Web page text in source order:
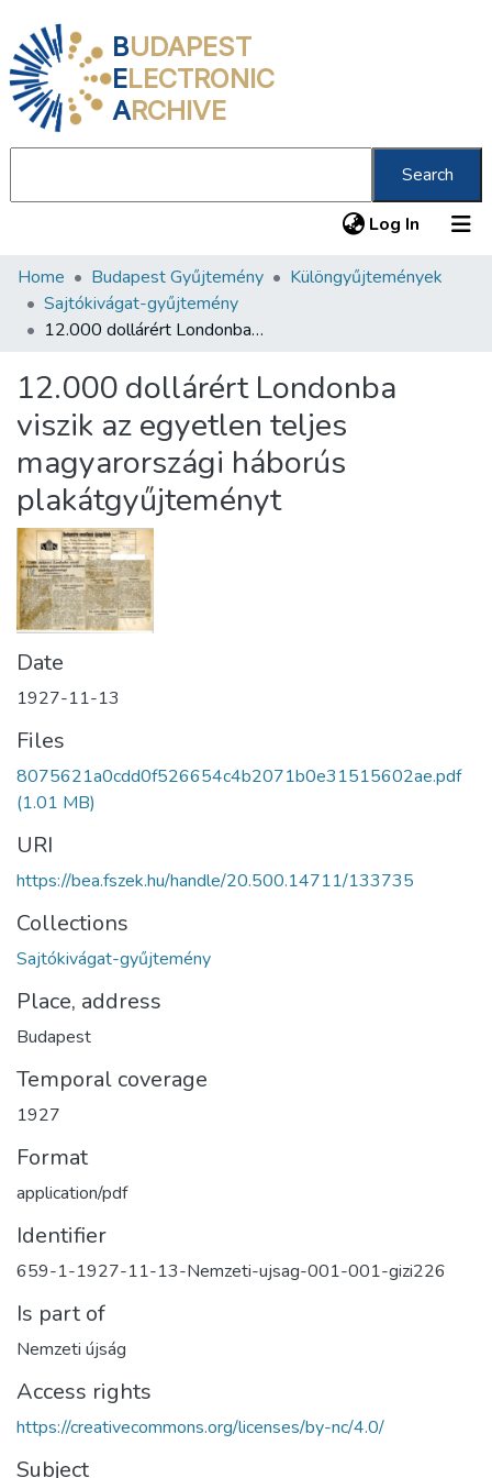
BUDAPEST
ELECTRONIC
ARCHIVE
Search
Log In (current)
Communities & Collections
All of DSpace
About us
Home Budapest Gyűjtemény
Különgyűjtemények
Sajtókivágat-gyűjtemény
12.000 dollárért Londonba viszik az egyetlen teljes magyarországi háborús plakátgyűjteményt
12.000 dollárért Londonba
viszik az egyetlen teljes
magyarországi háborús
plakátgyűjteményt
Date
1927-11-13
Files
8075621a0cdd0f526654c4b2071b0e31515602ae.pdf
(1.01 MB)
URI
https://bea.fszek.hu/handle/20.500.14711/133735
Collections
Sajtókivágat-gyűjtemény
Place, address
Budapest
Temporal coverage
1927
Format
application/pdf
Identifier
659-1-1927-11-13-Nemzeti-ujsag-001-001-gizi226
Is part of
Nemzeti újság
Access rights
https://creativecommons.org/licenses/by-nc/4.0/
Subject